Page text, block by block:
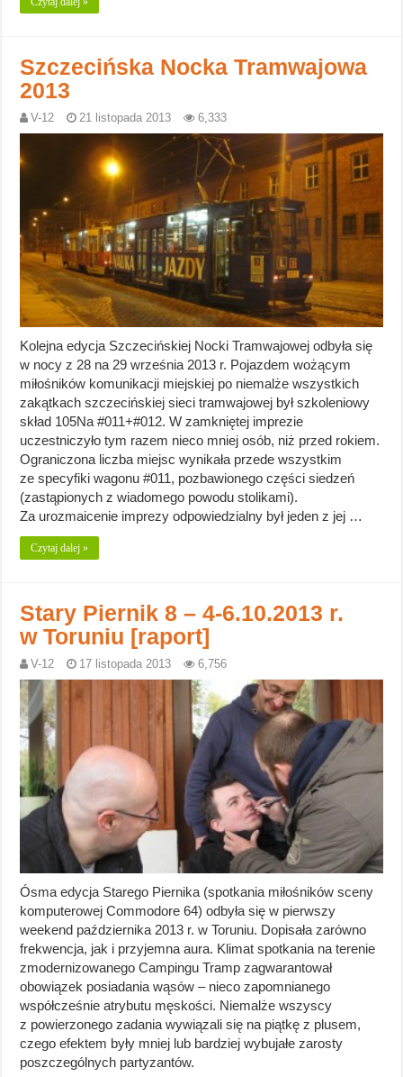
Szczecińska Nocka Tramwajowa
2013
V-12 21 listopada 2013 6,333
Kolejna edycja Szczecińskiej Nocki Tramwajowej odbyła się
w nocy z 28 na 29 września 2013 r. Pojazdem wożącym
miłośników komunikacji miejskiej po niemalże wszystkich
zakątkach szczecińskiej sieci tramwajowej był szkoleniowy
skład 105Na #011+#012. W zamkniętej imprezie
uczestniczyło tym razem nieco mniej osób, niż przed rokiem.
Ograniczona liczba miejsc wynikała przede wszystkim
ze specyfiki wagonu #011, pozbawionego części siedzeń
(zastąpionych z wiadomego powodu stolikami).
Za urozmaicenie imprezy odpowiedzialny był jeden z jej …
Czytaj dalej »
Stary Piernik 8 – 4-6.10.2013 r.
w Toruniu [raport]
V-12 17 listopada 2013 6,756
Ósma edycja Starego Piernika (spotkania miłośników sceny
komputerowej Commodore 64) odbyła się w pierwszy
weekend października 2013 r. w Toruniu. Dopisała zarówno
frekwencja, jak i przyjemna aura. Klimat spotkania na terenie
zmodernizowanego Campingu Tramp zagwarantował
obowiązek posiadania wąsów – nieco zapomnianego
współcześnie atrybutu męskości. Niemalże wszyscy
z powierzonego zadania wywiązali się na piątkę z plusem,
czego efektem były mniej lub bardziej wybujałe zarosty
poszczególnych partyzantów.